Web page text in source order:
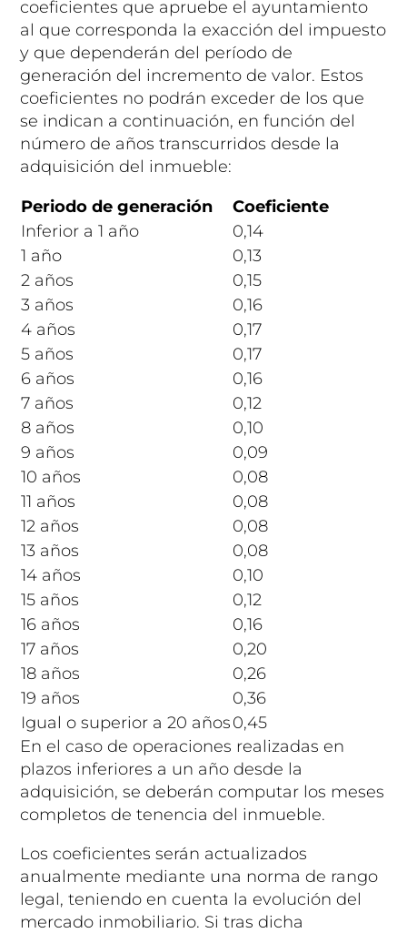
coeficientes que apruebe el ayuntamiento
al que corresponda la exacción del impuesto
y que dependerán del período de
generación del incremento de valor. Estos
coeficientes no podrán exceder de los que
se indican a continuación, en función del
número de años transcurridos desde la
adquisición del inmueble:
Periodo de generación
Coeficiente
Inferior a 1 año
0,14
1 año
0,13
2 años
0,15
3 años
0,16
4 años
0,17
5 años
0,17
6 años
0,16
7 años
0,12
8 años
0,10
9 años
0,09
10 años
0,08
11 años
0,08
12 años
0,08
13 años
0,08
14 años
0,10
15 años
0,12
16 años
0,16
17 años
0,20
18 años
0,26
19 años
0,36
Igual o superior a 20 años0,45
En el caso de operaciones realizadas en
plazos inferiores a un año desde la
adquisición, se deberán computar los meses
completos de tenencia del inmueble.
Los coeficientes serán actualizados
anualmente mediante una norma de rango
legal, teniendo en cuenta la evolución del
mercado inmobiliario. Si tras dicha